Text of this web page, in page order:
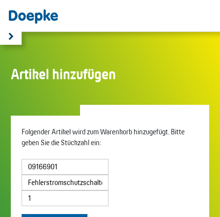
Artikel hinzufügen
Folgender Artikel wird zum Warenkorb hinzugefügt. Bitte
geben Sie die Stückzahl ein: